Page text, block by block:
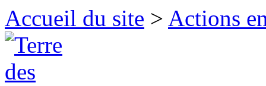
Accueil du site > Actions